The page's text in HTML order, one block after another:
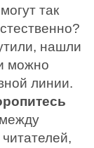
так
нашли
можно
линии.